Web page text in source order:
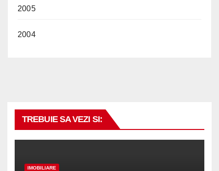
2005
2004
TREBUIE SA VEZI SI:
IMOBILIARE